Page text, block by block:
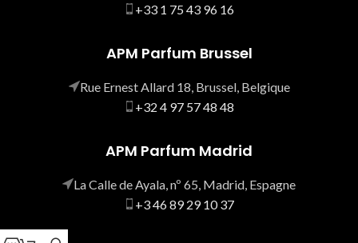
+33 1 75 43 96 16
APM Parfum Brussel
Rue Ernest Allard 18, Brussel, Belgique
+32 4 97 57 48 48
APM Parfum Madrid
La Calle de Ayala, nº 65, Madrid, Espagne
+3 46 89 29 10 37